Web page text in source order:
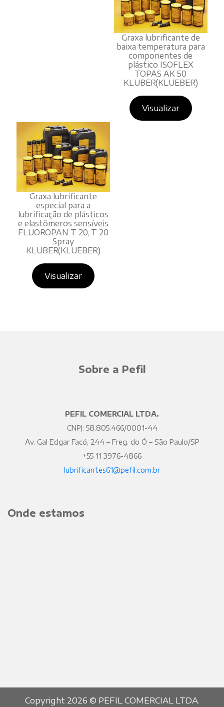
Graxa lubrificante de
baixa temperatura para
componentes de
plástico ISOFLEX
TOPAS AK 50
KLUBER(KLUEBER)
Visualizar
Graxa lubrificante
especial para a
lubrificação de plásticos
e elastômeros sensíveis
FLUOROPAN T 20, T 20
Spray
KLUBER(KLUEBER)
Visualizar
Sobre a Pefil
PEFIL COMERCIAL LTDA.
CNPJ: 58.805.466/0001-44
Av. Gal Edgar Facó, 244 – Freg. do Ó – São Paulo/SP
+55 11 3976-4866
lubrificantes61@pefil.com.br
Onde estamos
Copyright 2026 © PEFIL COMERCIAL LTDA.